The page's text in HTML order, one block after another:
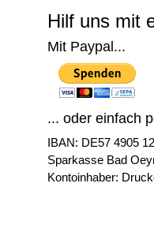
Hilf uns mit
Mit Paypal...
... oder einfach
IBAN: DE57 4905
Sparkasse Bad
Kontoinhaber: